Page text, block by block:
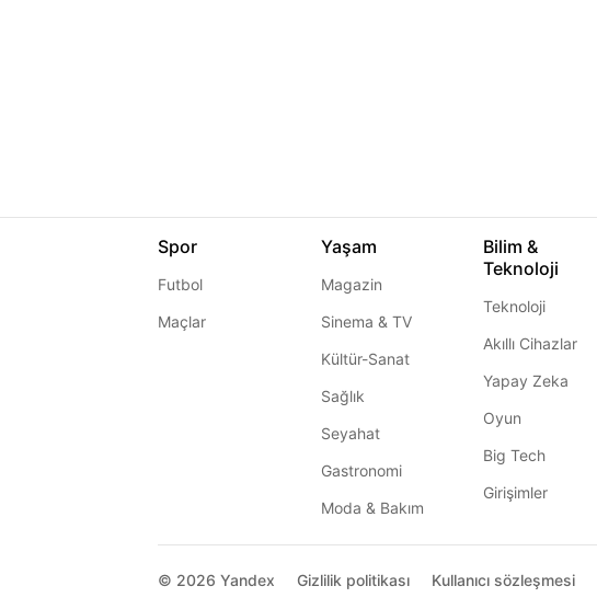
Spor
Futbol
Maçlar
Yaşam
Magazin
Sinema & TV
Kültür-Sanat
Sağlık
Seyahat
Gastronomi
Moda & Bakım
Bilim &
Teknoloji
Teknoloji
Akıllı Cihazlar
Yapay Zeka
Oyun
Big Tech
Girişimler
© 2026 Yandex Gizlilik politikası Kullanıcı sözleşmesi